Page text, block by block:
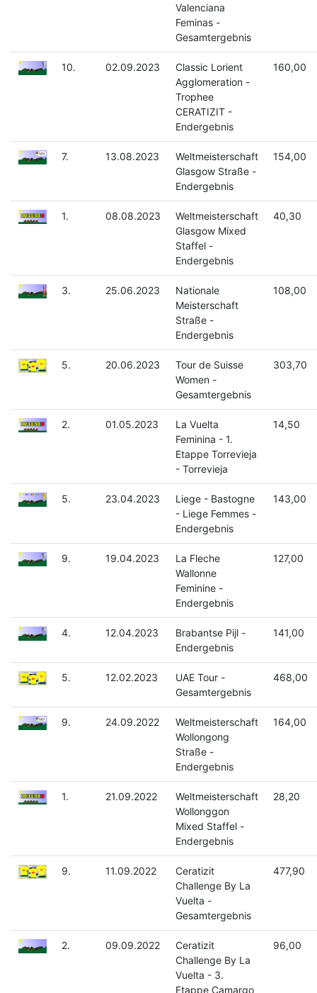
Valenciana
Feminas -
Gesamtergebnis
10. 02.09.2023
Classic Lorient
Agglomeration -
Trophee
CERATIZIT -
Endergebnis
160,00
7. 13.08.2023
Weltmeisterschaft
Glasgow Straße -
Endergebnis
154,00
1. 08.08.2023
Weltmeisterschaft
Glasgow Mixed
Staffel -
Endergebnis
40,30
3. 25.06.2023
Nationale
Meisterschaft
Straße -
Endergebnis
108,00
5. 20.06.2023
Tour de Suisse
Women -
Gesamtergebnis
303,70
2. 01.05.2023
La Vuelta
Feminina - 1.
Etappe Torrevieja
- Torrevieja
14,50
5. 23.04.2023
Liege - Bastogne
- Liege Femmes -
Endergebnis
143,00
9. 19.04.2023
La Fleche
Wallonne
Feminine -
Endergebnis
127,00
4. 12.04.2023
Brabantse Pijl -
Endergebnis
141,00
5. 12.02.2023
UAE Tour -
Gesamtergebnis
468,00
9. 24.09.2022
Weltmeisterschaft
Wollongong
Straße -
Endergebnis
164,00
1. 21.09.2022
Weltmeisterschaft
Wollonggon
Mixed Staffel -
Endergebnis
28,20
9. 11.09.2022
Ceratizit
Challenge By La
Vuelta -
Gesamtergebnis
477,90
2. 09.09.2022
Ceratizit
Challenge By La
Vuelta - 3.
Etappe Camargo
96,00